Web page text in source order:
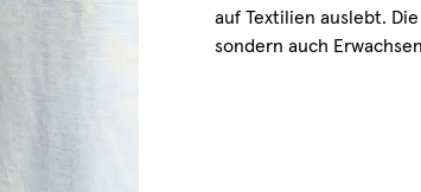
auf Textilien auslebt.
sondern auch